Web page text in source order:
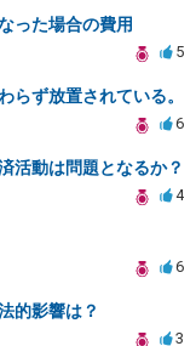
った場合の費用
5
らず放置されている。
6
活動は問題となるか？
4
6
的影響は？
3